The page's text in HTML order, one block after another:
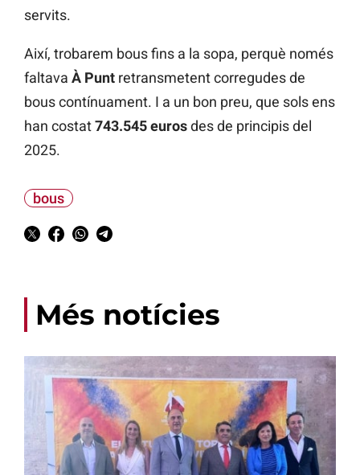
servits.
Així, trobarem bous fins a la sopa, perquè només
faltava À Punt retransmetent corregudes de
bous contínuament. I a un bon preu, que sols ens
han costat743.545 eurosdes de principis del
2025.
bous
Més notícies